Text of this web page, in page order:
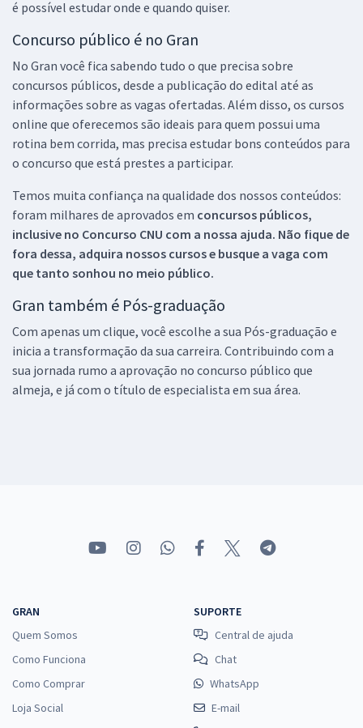
é possível estudar onde e quando quiser.
Concurso público é no Gran
No Gran você fica sabendo tudo o que precisa sobre
concursos públicos, desde a publicação do edital até as
informações sobre as vagas ofertadas. Além disso, os cursos
online que oferecemos são ideais para quem possui uma
rotina bem corrida, mas precisa estudar bons conteúdos para
o concurso que está prestes a participar.
Temos muita confiança na qualidade dos nossos conteúdos:
foram milhares de aprovados em concursos públicos,
inclusive no Concurso CNU com a nossa ajuda. Não fique de
fora dessa, adquira nossos cursos e busque a vaga com
que tanto sonhou no meio público.
Gran também é Pós-graduação
Com apenas um clique, você escolhe a sua Pós-graduação e
inicia a transformação da sua carreira. Contribuindo com a
sua jornada rumo a aprovação no concurso público que
almeja, e já com o título de especialista em sua área.
GRAN
Quem Somos
Como Funciona
Como Comprar
Loja Social
SUPORTE
Central de ajuda
Chat
WhatsApp
E-mail